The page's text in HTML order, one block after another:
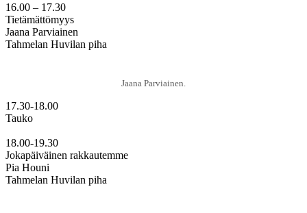
16.00 – 17.30
Tietämättömyys
Jaana Parviainen
Tahmelan Huvilan piha
Jaana Parviainen.
17.30-18.00
Tauko
18.00-19.30
Jokapäiväinen rakkautemme
Pia Houni
Tahmelan Huvilan piha